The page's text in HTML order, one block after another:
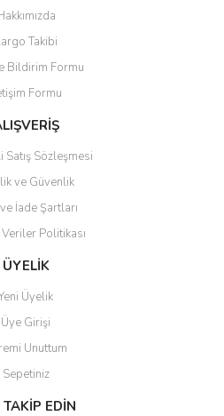
Takibi
Bildirim Formu
Formu
Satış Sözleşmesi
ve Güvenlik
İade Şartları
Politikası
ÜYELİK
Üyelik
Üye Girişi
Unuttum
Sepetiniz
TAKİP EDİN